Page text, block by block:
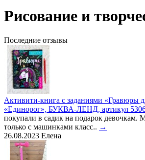
Рисование и
Последние отзывы
Активити-книга с заданиями «Гравюры
«Единорог», БУКВА-ЛЕНД, артикул
покупали в садик на подарок девочкам.
только с машинками класс.. →
26.08.2023 Елена